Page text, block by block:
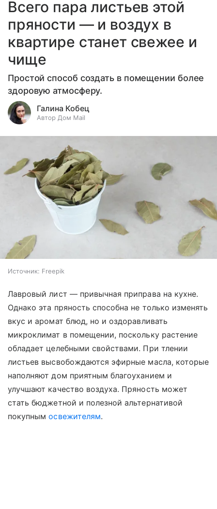
Всего пара листьев этой
пряности — и воздух в
квартире станет свежее и
чище
Простой способ создать в помещении более
здоровую атмосферу.
Галина Кобец
Автор Дом Mail
Источник: Freepik
Лавровый лист — привычная приправа на кухне.
Однако эта пряность способна не только изменять
вкус и аромат блюд, но и оздоравливать
микроклимат в помещении, поскольку растение
обладает целебными свойствами. При тлении
листьев высвобождаются эфирные масла, которые
наполняют дом приятным благоуханием и
улучшают качество воздуха. Пряность может
стать бюджетной и полезной альтернативой
покупнымосвежителям.